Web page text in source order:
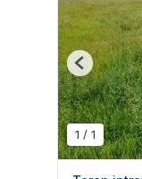
1 / 1
Previous